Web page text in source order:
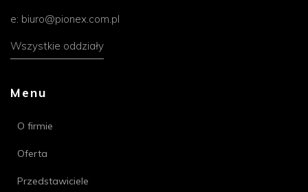
e: biuro@pionex.com.pl
Wszystkie oddziały
Menu
O firmie
Oferta
Przedstawiciele